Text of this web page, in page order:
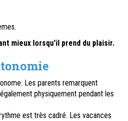
mieux lorsqu'il prend du plaisir.
Les parents remarquent
physiquement pendant les
est très cadré. Les vacances